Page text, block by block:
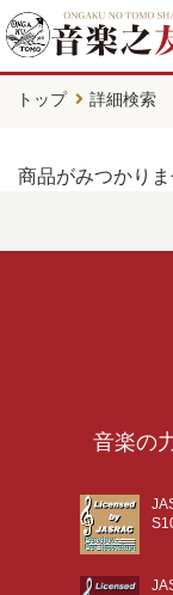
トップ 詳細検索
商品がみつかりま
音楽の